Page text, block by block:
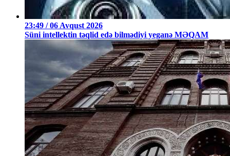
23:49 / 06 Avqust 2026
Süni intellektin təqlid edə bilmədiyi yeganə MƏQAM